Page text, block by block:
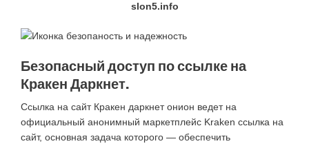
slon5.info
Безопасный доступ по ссылке на
Кракен Даркнет.
Ссылка на сайт Кракен даркнет онион ведет на
официальный анонимный маркетплейс Kraken ссылка на
сайт, основная задача которого — обеспечить